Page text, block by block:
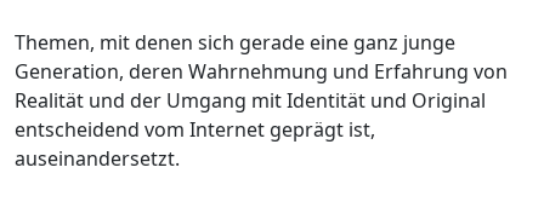
Themen, mit denen sich gerade eine ganz junge
Generation, deren Wahrnehmung und Erfahrung von
Realität und der Umgang mit Identität und Original
entscheidend vom Internet geprägt ist,
auseinandersetzt.